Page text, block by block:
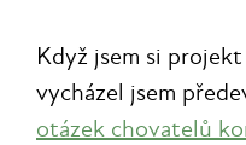
Když jsem si
vycházel jsem
otázek chovatelů